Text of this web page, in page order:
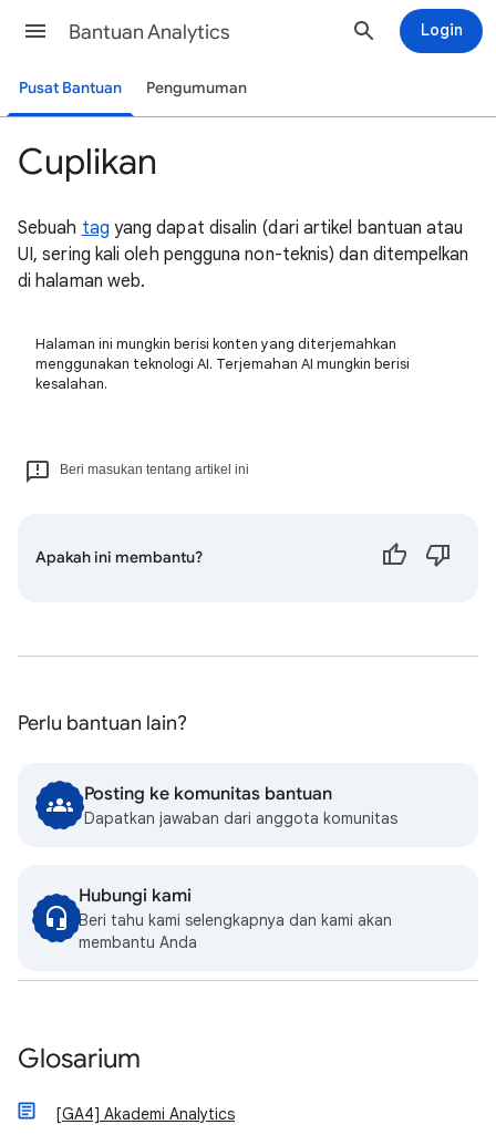
Bantuan Analytics Login
Pusat Bantuan Pengumuman
Cuplikan
Sebuah tag yang dapat disalin (dari artikel bantuan atau
UI, sering kali oleh pengguna non-teknis) dan ditempelkan
di halaman web.
Halaman ini mungkin berisi konten yang diterjemahkan
menggunakan teknologi AI. Terjemahan AI mungkin berisi
kesalahan.
Beri masukan tentang artikel ini
Apakah ini membantu?
Perlu bantuan lain?
Posting ke komunitas bantuan
Dapatkan jawaban dari anggota komunitas
Hubungi kami
Beri tahu kami selengkapnya dan kami akan
membantu Anda
Glosarium
[GA4] Akademi Analytics